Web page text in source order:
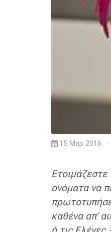
15 Μαρ 2016
ονόματα να
καθένα απ'